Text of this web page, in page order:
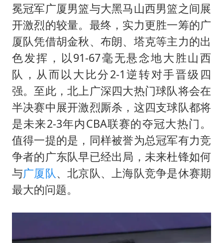
7月CPI同比上涨0.5% 经济内生增长动力持续增强
部分银行上调存款利率
货车高速制动失灵 交警护航化险为夷
白海豚突然大拐弯 走出罕见路线
朱一龙的鼻子怎么了
成都多趟列车临时停运
路虎卫士限时降17万 BBA已集体降价
下党之路
冕冠军广厦男篮与大黑马山西男篮之间展
开激烈的较量。最终，实力更胜一筹的广
厦队凭借胡金秋、布朗、塔克等主力的出
色发挥，以91-67毫无悬念地大胜山西
队，从而以大比分2-1逆转对手晋级四
强。至此，北上广深四大热门球队将会在
半决赛中展开激烈厮杀，这四支球队都将
是未来2-3年内CBA联赛的夺冠大热门。
值得一提的是，同样被誉为总冠军有力竞
争者的广东队早已经出局，未来杜锋如何
与广厦队、北京队、上海队竞争是休赛期
最大的问题。